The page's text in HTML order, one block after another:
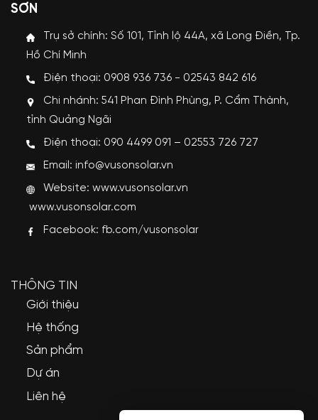
SƠN
Trụ sở chính: Số 101, Tỉnh lộ 44A, xã Long Điền, Tp.
Hồ Chí Minh
Điện thoại: 0908 936 736 - 02543 842 616
Chi nhánh: 541 Phan Đình Phùng, P. Cẩm Thành,
tỉnh Quảng Ngãi
Điện thoại: 090 4499 091 – 02553 726 727
Email: info@vusonsolar.vn
Website:www.vusonsolar.vn
www.vusonsolar.com
Facebook: fb.com/vusonsolar
THÔNG TIN
Giới thiệu
Hệ thống
Sản phẩm
Dự án
Liên hệ